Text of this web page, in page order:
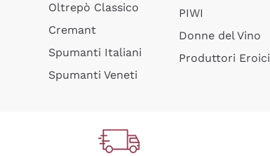
Oltrepò Classico
Cremant
Spumanti Italiani
Spumanti Veneti
PIWI
Donne del Vino
Produttori Eroici